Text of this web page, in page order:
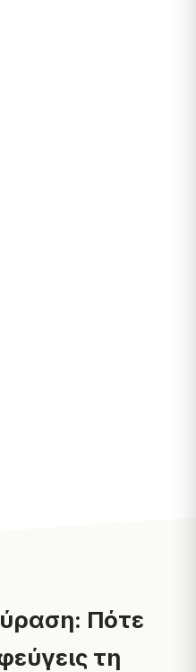
Πότε
τη